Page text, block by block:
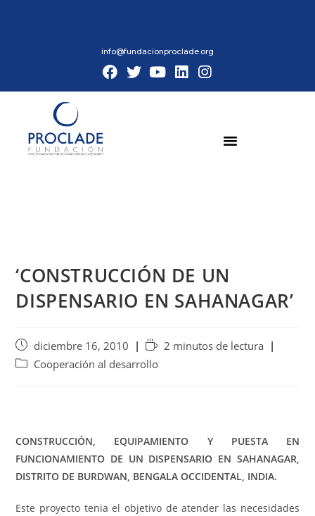
info@fundacionproclade.org
‘CONSTRUCCIÓN DE UN
DISPENSARIO EN SAHANAGAR’
diciembre 16, 2010
2 minutos de lectura
Cooperación al desarrollo
CONSTRUCCIÓN, EQUIPAMIENTO Y PUESTA EN
FUNCIONAMIENTO DE UN DISPENSARIO EN SAHANAGAR,
DISTRITO DE BURDWAN, BENGALA OCCIDENTAL, INDIA.
Este proyecto tenia el objetivo de atender las necesidades